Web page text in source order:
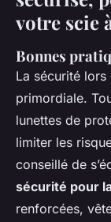
votre scie
Bonnes
La sécurité lors
primordiale.
lunettes de
limiter les
conseillé de
sécurité pour
renforcées,